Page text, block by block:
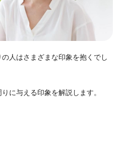
人はさまざまな印象を抱くでし
に与える印象を解説します。